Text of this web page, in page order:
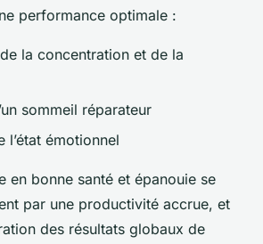
performance optimale :
la concentration et de la
sommeil réparateur
l’état émotionnel
en bonne santé et épanouie se
par une productivité accrue, et
des résultats globaux de